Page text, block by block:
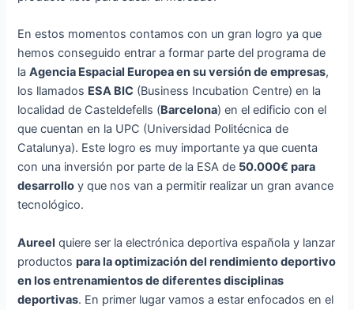
En estos momentos contamos con un gran logro ya que
hemos conseguido entrar a formar parte del programa de
laAgencia Espacial Europea en su versión de empresas,
los llamados ESA BIC (Business Incubation Centre) en la
localidad de Casteldefells (Barcelona) en el edificio con el
que cuentan en la UPC (Universidad Politécnica de
Catalunya). Este logro es muy importante ya que cuenta
con una inversión por parte de la ESA de 50.000€ para
desarrollo y que nos van a permitir realizar un gran avance
tecnológico.
Aureel quiere ser la electrónica deportiva española y lanzar
productospara la optimización del rendimiento deportivo
en los entrenamientos de diferentes disciplinas
deportivas. En primer lugar vamos a estar enfocados en el